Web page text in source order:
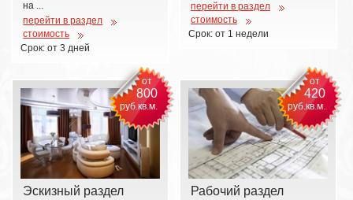
на ...
перейти в раздел
стоимость
Срок: от 3 дней
перейти в раздел
стоимость
Срок: от 1 недели
от
800
руб.кв.м.
Эскизный раздел
от
420
руб.кв.м.
Рабочий раздел